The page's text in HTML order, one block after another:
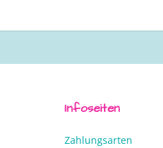
Infoseiten
Zahlungsarten